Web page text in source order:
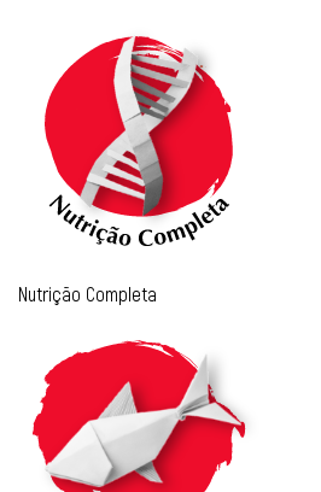
Nutrição Completa